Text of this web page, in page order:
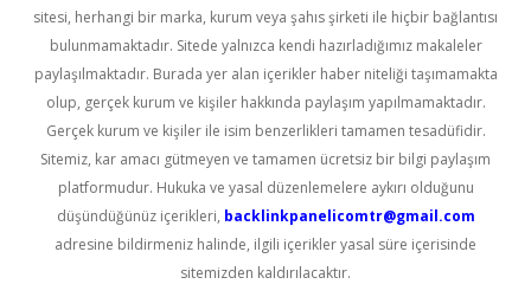
sitesi, herhangi bir marka, kurum veya şahıs şirketi ile hiçbir bağlantısı
bulunmamaktadır. Sitede yalnızca kendi hazırladığımız makaleler
paylaşılmaktadır. Burada yer alan içerikler haber niteliği taşımamakta
olup, gerçek kurum ve kişiler hakkında paylaşım yapılmamaktadır.
Gerçek kurum ve kişiler ile isim benzerlikleri tamamen tesadüfidir.
Sitemiz, kar amacı gütmeyen ve tamamen ücretsiz bir bilgi paylaşım
platformudur. Hukuka ve yasal düzenlemelere aykırı olduğunu
düşündüğünüz içerikleri, backlinkpanelicomtr@gmail.com
adresine bildirmeniz halinde, ilgili içerikler yasal süre içerisinde
sitemizden kaldırılacaktır.